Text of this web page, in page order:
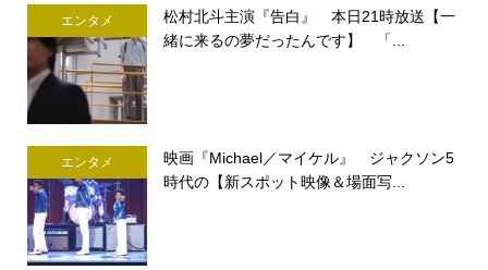
エンタメ
松村北斗主演『告白』 本日21時放送【一
緒に来るの夢だったんです】 「...
エンタメ
映画『Michael／マイケル』 ジャクソン5
時代の【新スポット映像＆場面写...